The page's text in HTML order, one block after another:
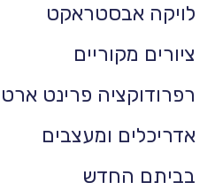
לויקה אבסטראקט
ציורים מקוריים
רפרודוקציה פרינט ארט
אדריכלים ומעצבים
בביתם החדש